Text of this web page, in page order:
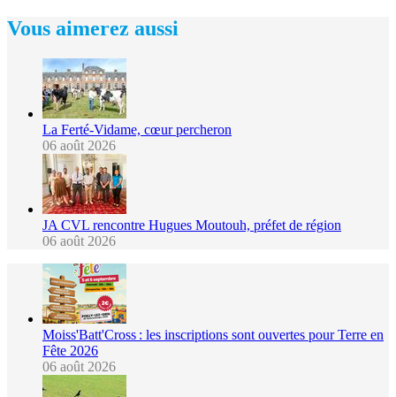
Vous aimerez aussi
La Ferté-Vidame, cœur percheron
06 août 2026
JA CVL rencontre Hugues Moutouh, préfet de région
06 août 2026
Moiss'Batt'Cross : les inscriptions sont ouvertes pour Terre en
Fête 2026
06 août 2026